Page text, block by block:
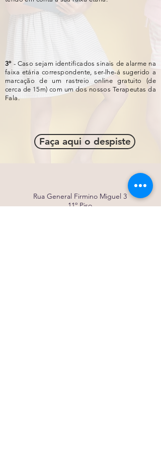
3º - Caso sejam identificados sinais de alarme na
faixa etária correspondente, ser-lhe-á sugerido a
marcação de um rastreio online gratuito (de
cerca de 15m) com um dos nossos Terapeutas da
Fala.
Faça aqui o despiste
Rua General Firmino Miguel 3
11º Piso